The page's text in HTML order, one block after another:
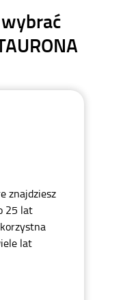
znajdziesz
25 lat
lat